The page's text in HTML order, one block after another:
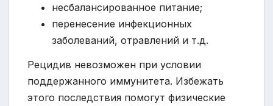
несбалансированное питание;
перенесение инфекционных
заболеваний, отравлений и т.д.
Рецидив невозможен при условии
поддержанного иммунитета. Избежать
этого последствия помогут физические